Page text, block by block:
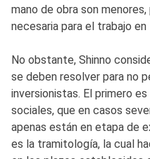
mano de obra son
necesaria para el trabajo en
No obstante, Shinno
se deben resolver para no
inversionistas. El primero
sociales, que en casos
apenas están en etapa de
es la tramitología, la cual